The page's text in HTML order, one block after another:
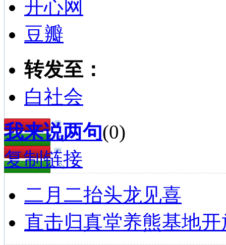
开心网
豆瓣
转发至：
白社会
我来说两句(0)
复制链接
二月二抬头龙见喜
直击归真堂养熊基地开